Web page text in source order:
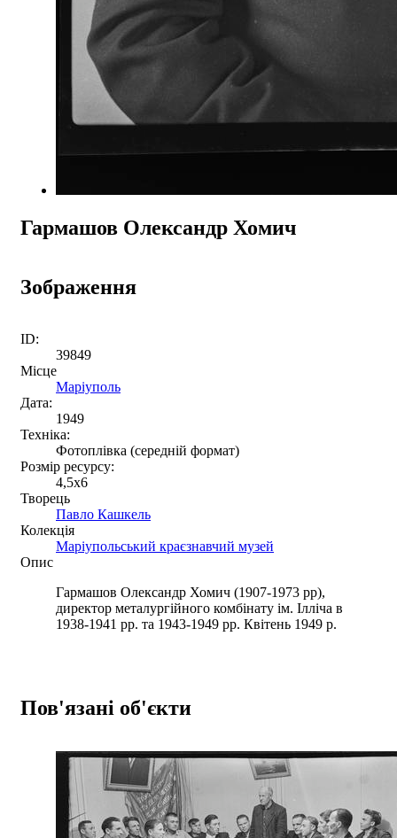
Гармашов Олександр Хомич
Зображення
ID:
39849
Місце
Маріуполь
Дата:
1949
Техніка:
Фотоплівка (середній формат)
Розмір ресурсу:
4,5x6
Творець
Павло Кашкель
Колекція
Маріупольський краєзнавчий музей
Опис
Гармашов Олександр Хомич (1907-1973 рр),
директор металургійного комбінату ім. Ілліча в
1938-1941 рр. та 1943-1949 рр. Квітень 1949 р.
Пов'язані об'єкти